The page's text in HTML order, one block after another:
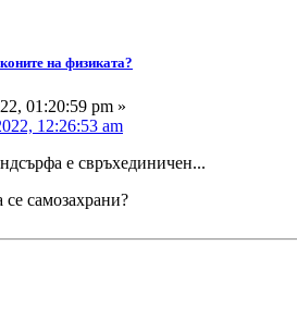
на физиката?
01:20:59 pm »
12:26:53 am
е свръхединичен...
самозахрани?